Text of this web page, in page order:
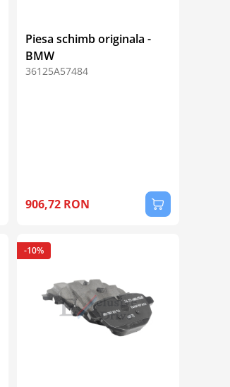
Piesa schimb originala -
BMW
36125A57484
906,72 RON
-10%